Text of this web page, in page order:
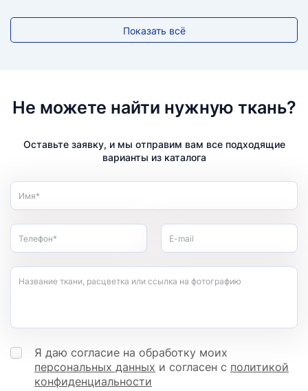
Показать всё
Не можете найти нужную ткань?
Оставьте заявку, и мы отправим вам все подходящие
варианты из каталога
Имя*
Телефон* E-mail
Название ткани, расцветка или ссылка на фотографию
Я даю согласие на обработку моих
персональных данных и согласен с политикой
конфиденциальности